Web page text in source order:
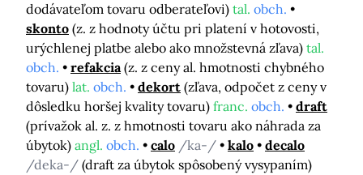
dodávateľom tovaru odberateľovi) tal. obch.
skonto (z. z hodnoty účtu pri platení v hotovosti,
urýchlenej platbe alebo ako množstevná zľava) tal.
obch.
refakcia (z. z ceny al. hmotnosti chybného
tovaru) lat. obch. dekort (zľava, odpočet z ceny v
dôsledku horšej kvality tovaru) franc. obch.
draft
(prívažok al. z. z hmotnosti tovaru ako náhrada za
úbytok) angl. obch. calo /ka-/ kalo
decalo
/deka-/ (draft za úbytok spôsobený vysypaním)